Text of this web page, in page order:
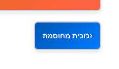
זכוכית מחוסמת